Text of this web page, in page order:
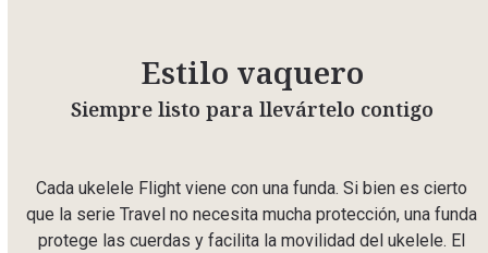
Estilo vaquero
Siempre listo para llevártelo contigo
Cada ukelele Flight viene con una funda. Si bien es cierto
que la serie Travel no necesita mucha protección, una funda
protege las cuerdas y facilita la movilidad del ukelele. El